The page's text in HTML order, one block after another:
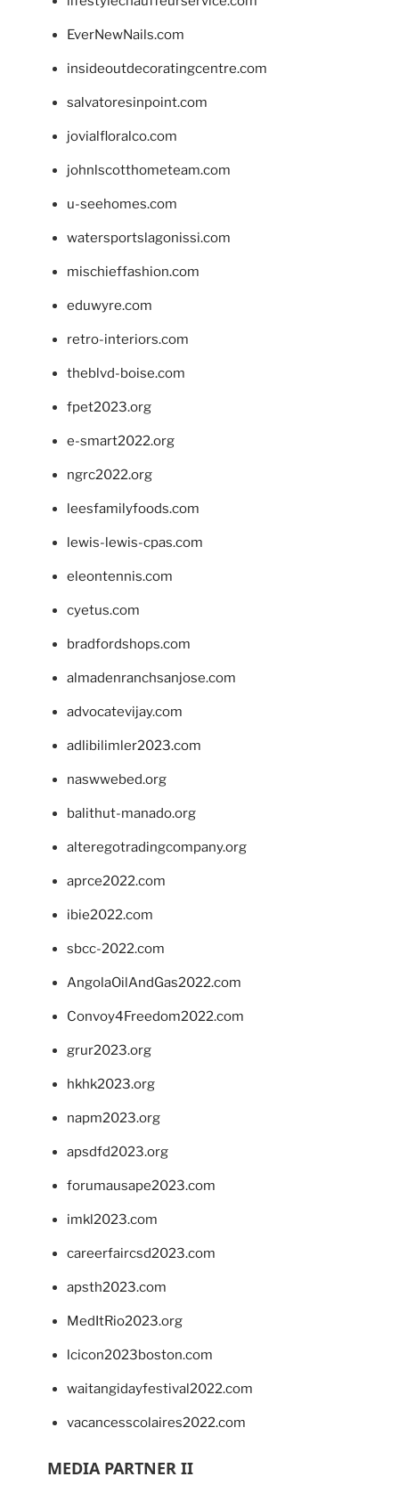
EverNewNails.com
insideoutdecoratingcentre.com
salvatoresinpoint.com
jovialfloralco.com
johnlscotthometeam.com
u-seehomes.com
watersportslagonissi.com
mischieffashion.com
eduwyre.com
retro-interiors.com
theblvd-boise.com
fpet2023.org
e-smart2022.org
ngrc2022.org
leesfamilyfoods.com
lewis-lewis-cpas.com
eleontennis.com
cyetus.com
bradfordshops.com
almadenranchsanjose.com
advocatevijay.com
adlibilimler2023.com
naswwebed.org
balithut-manado.org
alteregotradingcompany.org
aprce2022.com
ibie2022.com
sbcc-2022.com
AngolaOilAndGas2022.com
Convoy4Freedom2022.com
grur2023.org
hkhk2023.org
napm2023.org
apsdfd2023.org
forumausape2023.com
imkl2023.com
careerfaircsd2023.com
apsth2023.com
MedItRio2023.org
lcicon2023boston.com
waitangidayfestival2022.com
vacancesscolaires2022.com
MEDIA PARTNER II